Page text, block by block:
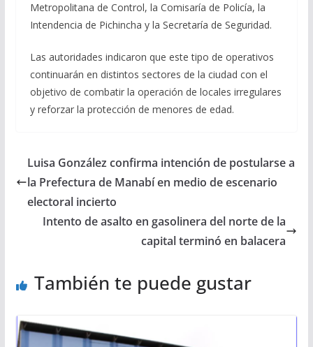
Metropolitana de Control, la Comisaría de Policía, la
Intendencia de Pichincha y la Secretaría de Seguridad.
Las autoridades indicaron que este tipo de operativos
continuarán en distintos sectores de la ciudad con el
objetivo de combatir la operación de locales irregulares
y reforzar la protección de menores de edad.
Luisa González confirma intención de postularse a
la Prefectura de Manabí en medio de escenario
electoral incierto
Intento de asalto en gasolinera del norte de la
capital terminó en balacera
También te puede gustar